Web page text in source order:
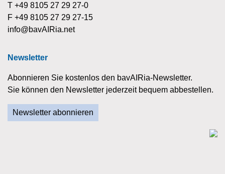
T +49 8105 27 29 27-0
F +49 8105 27 29 27-15
info@bavAIRia.net
Newsletter
Abonnieren Sie kostenlos den bavAIRia-Newsletter.
Sie können den Newsletter jederzeit bequem abbestellen.
Newsletter abonnieren